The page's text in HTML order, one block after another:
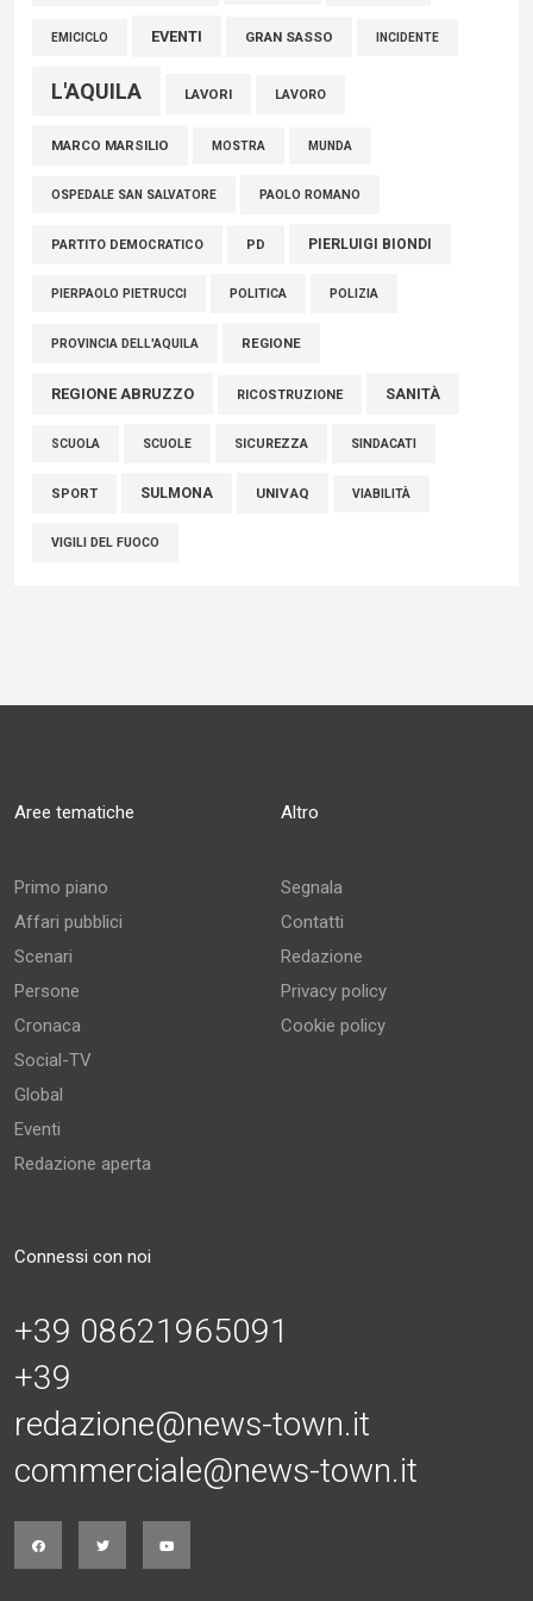
EMICICLO EVENTI GRAN SASSO INCIDENTE
L'AQUILA LAVORI LAVORO
MARCO MARSILIO MOSTRA MUNDA
OSPEDALE SAN SALVATORE PAOLO ROMANO
PARTITO DEMOCRATICO PD PIERLUIGI BIONDI
PIERPAOLO PIETRUCCI POLITICA POLIZIA
PROVINCIA DELL'AQUILA REGIONE
REGIONE ABRUZZO RICOSTRUZIONE SANITÀ
SCUOLA SCUOLE SICUREZZA SINDACATI
SPORT SULMONA UNIVAQ VIABILITÀ
VIGILI DEL FUOCO
Aree tematiche
Primo piano
Affari pubblici
Scenari
Persone
Cronaca
Social-TV
Global
Eventi
Redazione aperta
Altro
Segnala
Contatti
Redazione
Privacy policy
Cookie policy
Connessi con noi
+39 08621965091
+39
redazione@news-town.it
commerciale@news-town.it